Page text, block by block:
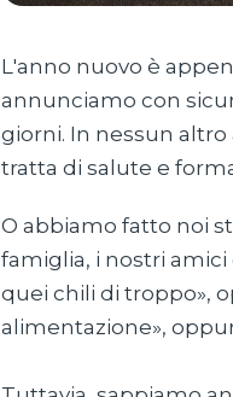
L'anno nuovo è
annunciamo con
giorni. In nessun
tratta di salute e
O abbiamo fatto noi
famiglia, i nostri
quei chili di troppo»,
alimentazione»,